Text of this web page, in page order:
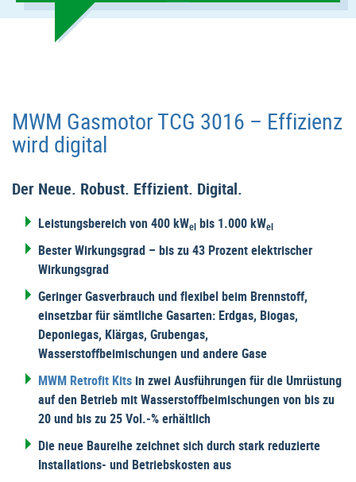
MWM Gasmotor TCG 3016 – Effizienz
wird digital
Der Neue. Robust. Effizient. Digital.
Leistungsbereich von 400 kWel bis 1.000 kWel
Bester Wirkungsgrad – bis zu 43 Prozent elektrischer
Wirkungsgrad
Geringer Gasverbrauch und flexibel beim Brennstoff,
einsetzbar für sämtliche Gasarten: Erdgas, Biogas,
Deponiegas, Klärgas, Grubengas,
Wasserstoffbeimischungen und andere Gase
MWM Retrofit Kits in zwei Ausführungen für die Umrüstung
auf den Betrieb mit Wasserstoffbeimischungen von bis zu
20 und bis zu 25 Vol.-% erhältlich
Die neue Baureihe zeichnet sich durch stark reduzierte
Installations- und Betriebskosten aus